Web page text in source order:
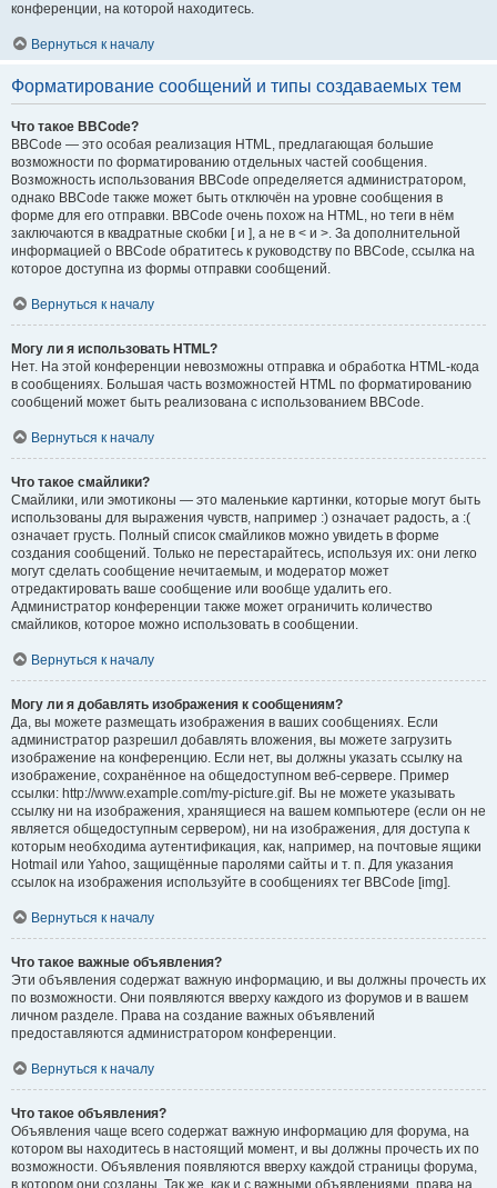
конференции, на которой находитесь.
Вернуться к началу
Форматирование сообщений и типы создаваемых тем
Что такое BBCode?
BBCode — это особая реализация HTML, предлагающая большие
возможности по форматированию отдельных частей сообщения.
Возможность использования BBCode определяется администратором,
однако BBCode также может быть отключён на уровне сообщения в
форме для его отправки. BBCode очень похож на HTML, но теги в нём
заключаются в квадратные скобки [ и ], а не в < и >. За дополнительной
информацией о BBCode обратитесь к руководству по BBCode, ссылка на
которое доступна из формы отправки сообщений.
Вернуться к началу
Могу ли я использовать HTML?
Нет. На этой конференции невозможны отправка и обработка HTML-кода
в сообщениях. Большая часть возможностей HTML по форматированию
сообщений может быть реализована с использованием BBCode.
Вернуться к началу
Что такое смайлики?
Смайлики, или эмотиконы — это маленькие картинки, которые могут быть
использованы для выражения чувств, например :) означает радость, а :(
означает грусть. Полный список смайликов можно увидеть в форме
создания сообщений. Только не перестарайтесь, используя их: они легко
могут сделать сообщение нечитаемым, и модератор может
отредактировать ваше сообщение или вообще удалить его.
Администратор конференции также может ограничить количество
смайликов, которое можно использовать в сообщении.
Вернуться к началу
Могу ли я добавлять изображения к сообщениям?
Да, вы можете размещать изображения в ваших сообщениях. Если
администратор разрешил добавлять вложения, вы можете загрузить
изображение на конференцию. Если нет, вы должны указать ссылку на
изображение, сохранённое на общедоступном веб-сервере. Пример
ссылки: http://www.example.com/my-picture.gif. Вы не можете указывать
ссылку ни на изображения, хранящиеся на вашем компьютере (если он не
является общедоступным сервером), ни на изображения, для доступа к
которым необходима аутентификация, как, например, на почтовые ящики
Hotmail или Yahoo, защищённые паролями сайты и т. п. Для указания
ссылок на изображения используйте в сообщениях тег BBCode [img].
Вернуться к началу
Что такое важные объявления?
Эти объявления содержат важную информацию, и вы должны прочесть их
по возможности. Они появляются вверху каждого из форумов и в вашем
личном разделе. Права на создание важных объявлений
предоставляются администратором конференции.
Вернуться к началу
Что такое объявления?
Объявления чаще всего содержат важную информацию для форума, на
котором вы находитесь в настоящий момент, и вы должны прочесть их по
возможности. Объявления появляются вверху каждой страницы форума,
в котором они созданы. Так же, как и с важными объявлениями, права на